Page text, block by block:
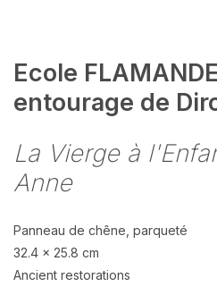
Ecole
entourage de
La Vierge à
Anne
Panneau de chêne, parqueté
32.4 x 25.8 cm
Ancient restorations